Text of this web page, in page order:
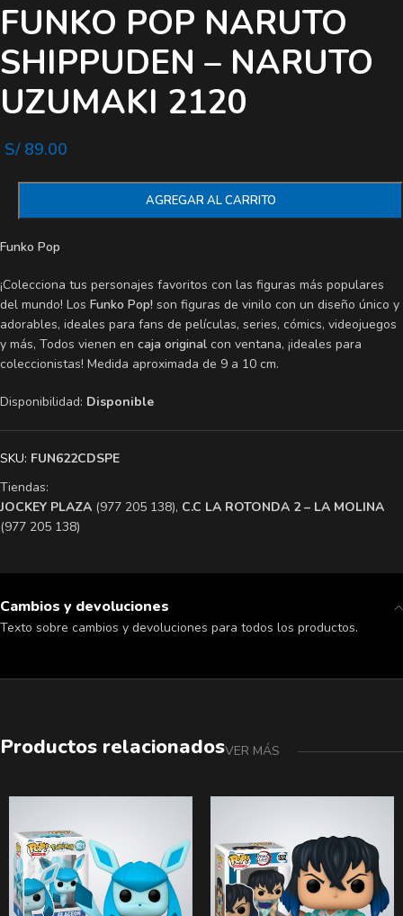
FUNKO POP NARUTO
SHIPPUDEN – NARUTO
UZUMAKI 2120
S/89.00
AGREGAR AL CARRITO
Funko Pop
¡Colecciona tus personajes favoritos con las figuras más populares
del mundo! Los Funko Pop! son figuras de vinilo con un diseño único y
adorables, ideales para fans de películas, series, cómics, videojuegos
y más, Todos vienen en caja original con ventana, ¡ideales para
coleccionistas! Medida aproximada de 9 a 10 cm.
Disponibilidad: Disponible
SKU: FUN622CDSPE
Tiendas:
​JOCKEY PLAZA (977 205 138), ​C.C LA ROTONDA 2 – LA MOLINA
(977 205 138)
Cambios y devoluciones
Texto sobre cambios y devoluciones para todos los productos.
Productos relacionadosVER MÁS